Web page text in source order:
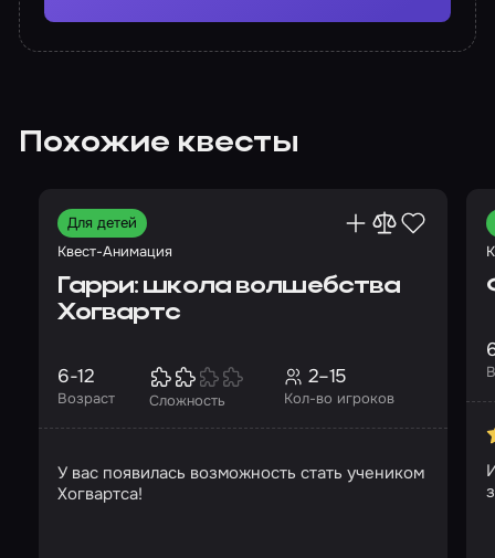
Похожие квесты
Для детей
Квест-Анимация
Гарри: школа волшебства
Хогвартс
Возраст
6-12
Сложность Кол-во игроков
2–15
У вас появилась возможность стать учеником
Хогвартса!